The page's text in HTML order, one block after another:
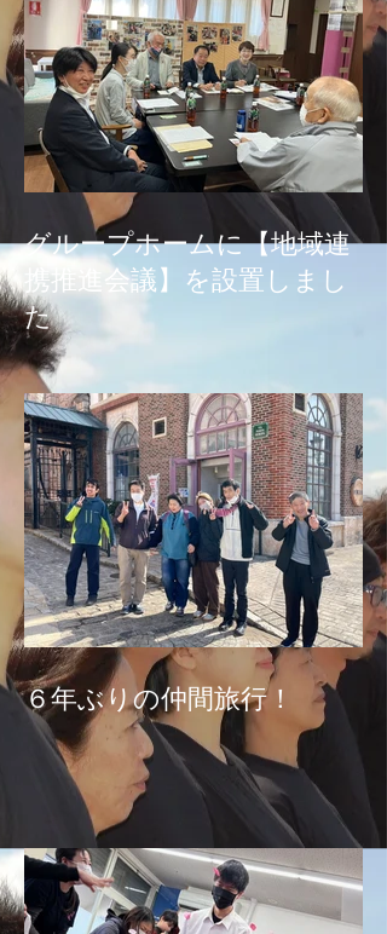
グループホームに【地域連
携推進会議】を設置しまし
た
６年ぶりの仲間旅行！